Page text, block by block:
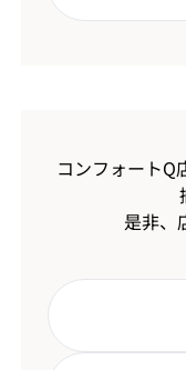
コンフォートQ
是非、